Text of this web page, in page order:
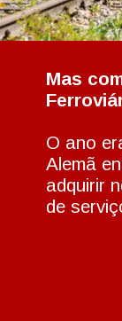
Mas
O ano
Alemã
adquirir
de